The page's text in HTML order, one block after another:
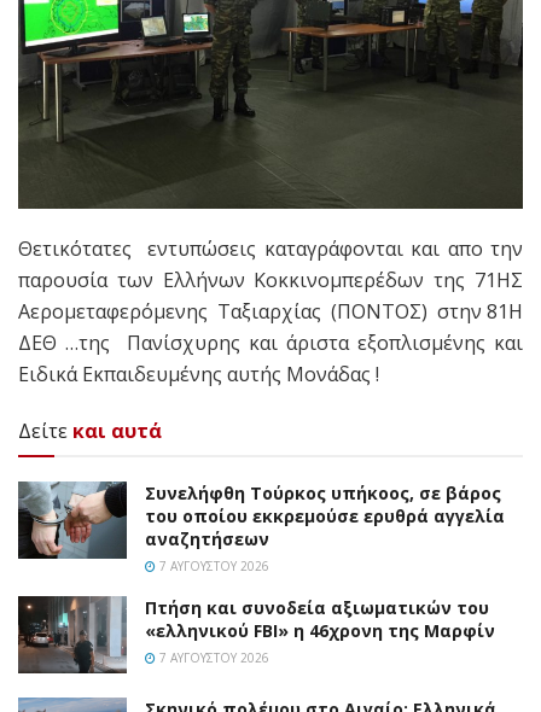
Θετικότατες εντυπώσεις καταγράφονται και απο την
παρουσία των Ελλήνων Κοκκινομπερέδων της 71ΗΣ
Αερομεταφερόμενης Ταξιαρχίας (ΠΟΝΤΟΣ) στην 81Η
ΔΕΘ …της Πανίσχυρης και άριστα εξοπλισμένης και
Ειδικά Εκπαιδευμένης αυτής Μονάδας !
Δείτε και αυτά
Συνελήφθη Τούρκος υπήκοος, σε βάρος
του οποίου εκκρεμούσε ερυθρά αγγελία
αναζητήσεων
7 ΑΥΓΟΎΣΤΟΥ 2026
Πτήση και συνοδεία αξιωματικών του
«ελληνικού FBI» η 46χρονη της Μαρφίν
7 ΑΥΓΟΎΣΤΟΥ 2026